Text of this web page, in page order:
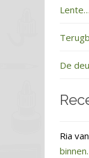
Lente…
De
Ria